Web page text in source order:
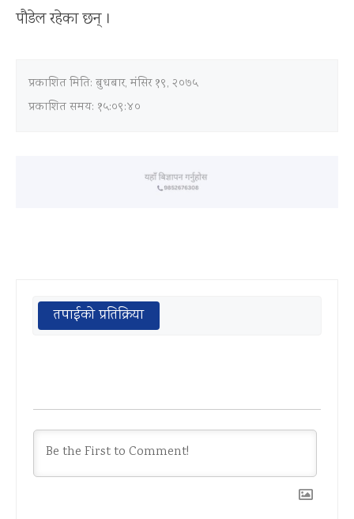
पौडेल रहेका छन् ।
प्रकाशित मिति: बुधबार, मंसिर १९, २०७५
प्रकाशित समय: १५:०९:४०
तपाईको प्रतिक्रिया